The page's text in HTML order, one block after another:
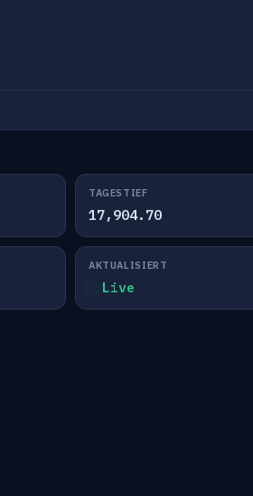
TAGESTIEF
17,904.70
AKTUALISIERT
Live